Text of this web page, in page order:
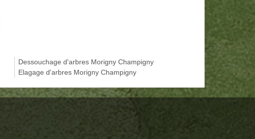
Dessouchage d'arbres Morigny Champigny
Elagage d'arbres Morigny Champigny